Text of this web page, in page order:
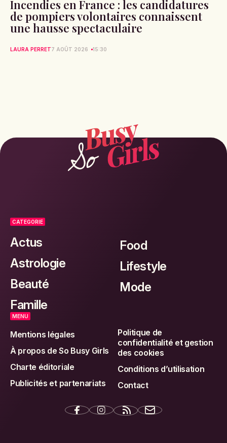
Patrick Bruel accusé de violences
sexuelles : la réaction d’Anouchka
Delon relance la polémique
MYLÈNE DORA 7 AOÛT 2026 15:51
de pompiers volontaires connaissent
une hausse spectaculaire